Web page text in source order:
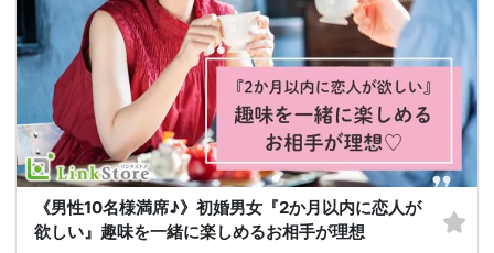
《男性10名様満席♪》初婚男女『2か月以内に恋人が
欲しい』趣味を一緒に楽しめるお相手が理想